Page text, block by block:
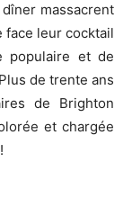
massacrent
face leur cocktail
populaire et de
de trente ans
de Brighton
et chargée